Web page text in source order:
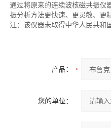
通过将原来的连续波核磁共振仪
振分析方法更快速、更灵敏、更
注：该仪器未取得中华人民共和
产品：
您的单位：